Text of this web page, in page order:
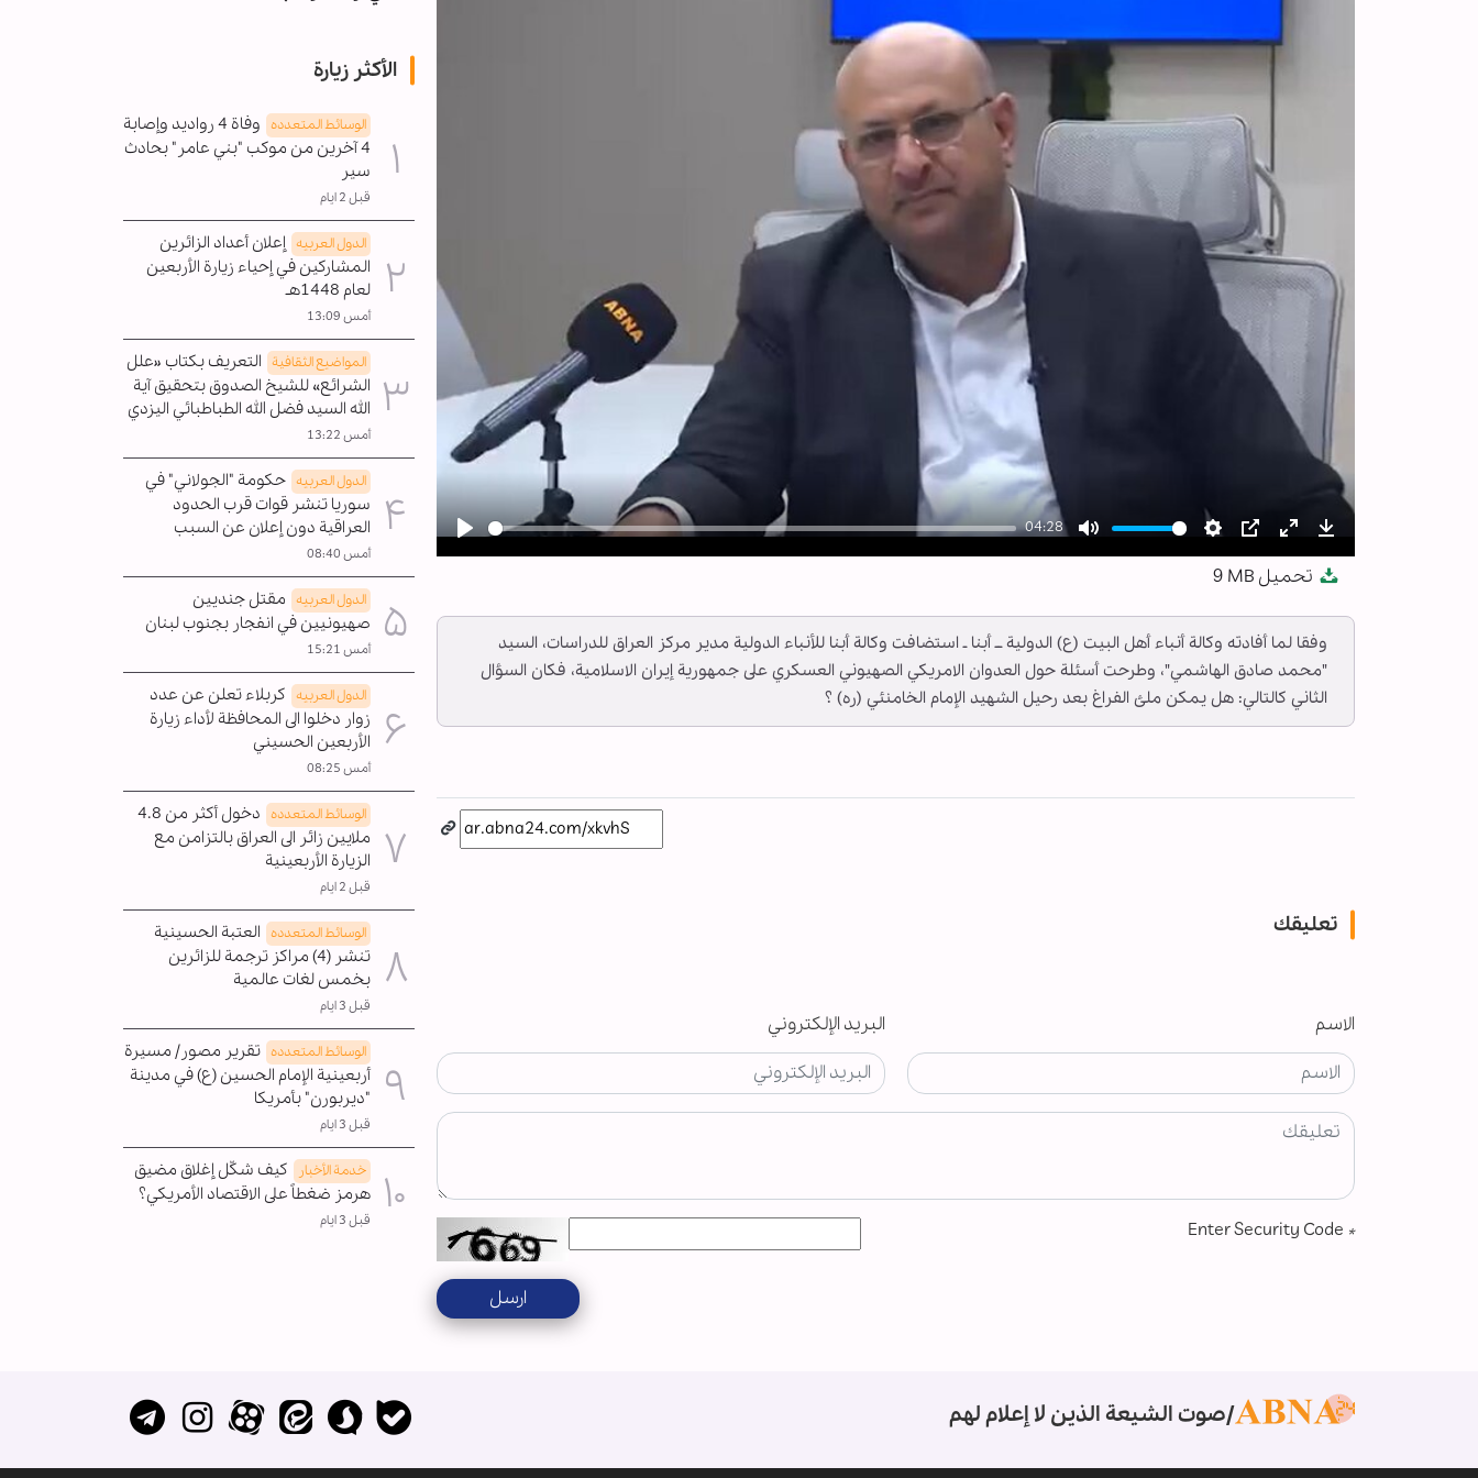
Play
04:28
Mute Settings
PIP Enter
fullscreen
Download
تحميل 9 MB
وفقا لما أفادته وكالة أنباء أهل البيت (ع) الدولية ــ أبنا ـ استضافت وكالة أبنا للأنباء الدولية مدير مركز العراق للدراسات، السيد
"محمد صادق الهاشمي"، وطرحت أسئلة حول العدوان الامريكي الصهيوني العسكري على جمهورية إيران الاسلامية، فكان السؤال
الثاني كالتالي: هل يمكن ملئ الفراغ بعد رحيل الشهيد الإمام الخامنئي (ره) ؟
تعليقك
الاسم البريد الإلكتروني
*
ارسل
الأكثر زيارة
الوسائط المتعدده
وفاة 4 رواديد وإصابة
4 آخرين من موكب "بني عامر" بحادث
سير
قبل 2 ايام
الدول العربیه إعلان أعداد الزائرين
المشاركين في إحياء زيارة الأربعين
لعام 1448هـ
أمس 13:09
المواضیع الثقافية التعريف بكتاب «علل
الشرائع» للشيخ الصدوق بتحقيق آية
الله السيد فضل الله الطباطبائي اليزدي
أمس 13:22
الدول العربیه حكومة "الجولاني" في
سوريا تنشر قوات قرب الحدود
العراقية دون إعلان عن السبب
أمس 08:40
الدول العربیه مقتل جنديين
صهيونيين في انفجار بجنوب لبنان
أمس 15:21
الدول العربیه كربلاء تعلن عن عدد
زوار دخلوا الى المحافظة لأداء زيارة
الأربعين الحسيني
أمس 08:25
الوسائط المتعدده
دخول أكثر من 4.8
ملايين زائر الى العراق بالتزامن مع
الزيارة الأربعينية
قبل 2 ايام
الوسائط المتعدده العتبة الحسينية
تنشر (4) مراكز ترجمة للزائرين
بخمس لغات عالمية
قبل 3 ايام
الوسائط المتعدده تقرير مصور/ مسيرة
أربعينية الإمام الحسين (ع) في مدينة
"ديربورن" بأمريكا
قبل 3 ايام
خدمة الأخبار
كيف شكّل إغلاق مضيق
هرمز ضغطاً على الاقتصاد الأمريكي؟
قبل 3 ايام
صوت الشيعة الذين لا إعلام لهم